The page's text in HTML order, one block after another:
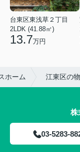
台東区東浅草２丁目
2LDK (41.88㎡)
13.7万円
ホーム 江東区の
株
03-5283-